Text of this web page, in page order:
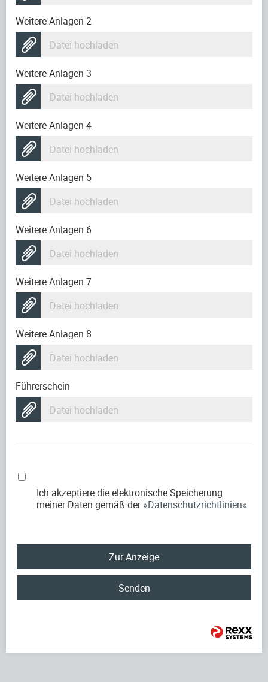
Weitere Anlagen 2
Datei hochladen
Weitere Anlagen 3
Datei hochladen
Weitere Anlagen 4
Datei hochladen
Weitere Anlagen 5
Datei hochladen
Weitere Anlagen 6
Datei hochladen
Weitere Anlagen 7
Datei hochladen
Weitere Anlagen 8
Datei hochladen
Führerschein
Datei hochladen
Ich akzeptiere die elektronische Speicherung
meiner Daten gemäß der Datenschutzrichtlinien .
Zur Anzeige
Senden